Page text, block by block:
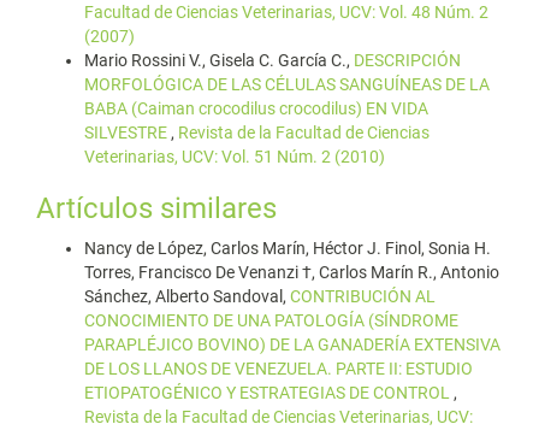
Facultad de Ciencias Veterinarias, UCV: Vol. 48 Núm. 2
(2007)
Mario Rossini V., Gisela C. García C., DESCRIPCIÓN
MORFOLÓGICA DE LAS CÉLULAS SANGUÍNEAS DE LA
BABA (Caiman crocodilus crocodilus) EN VIDA
SILVESTRE, Revista de la Facultad de Ciencias
Veterinarias, UCV: Vol. 51 Núm. 2 (2010)
Artículos similares
Nancy de López, Carlos Marín, Héctor J. Finol, Sonia H.
Torres, Francisco De Venanzi †, Carlos Marín R., Antonio
Sánchez, Alberto Sandoval, CONTRIBUCIÓN AL
CONOCIMIENTO DE UNA PATOLOGÍA (SÍNDROME
PARAPLÉJICO BOVINO) DE LA GANADERÍA EXTENSIVA
DE LOS LLANOS DE VENEZUELA. PARTE II: ESTUDIO
ETIOPATOGÉNICO Y ESTRATEGIAS DE CONTROL,
Revista de la Facultad de Ciencias Veterinarias, UCV: